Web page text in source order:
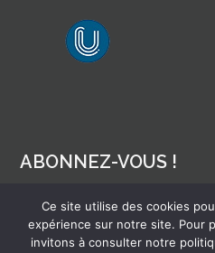
ABONNEZ-VOUS !
Pour recevoir par mail la
Ce site utilise des cookies
expérience sur notre site. Pour
invitons à consulter notre